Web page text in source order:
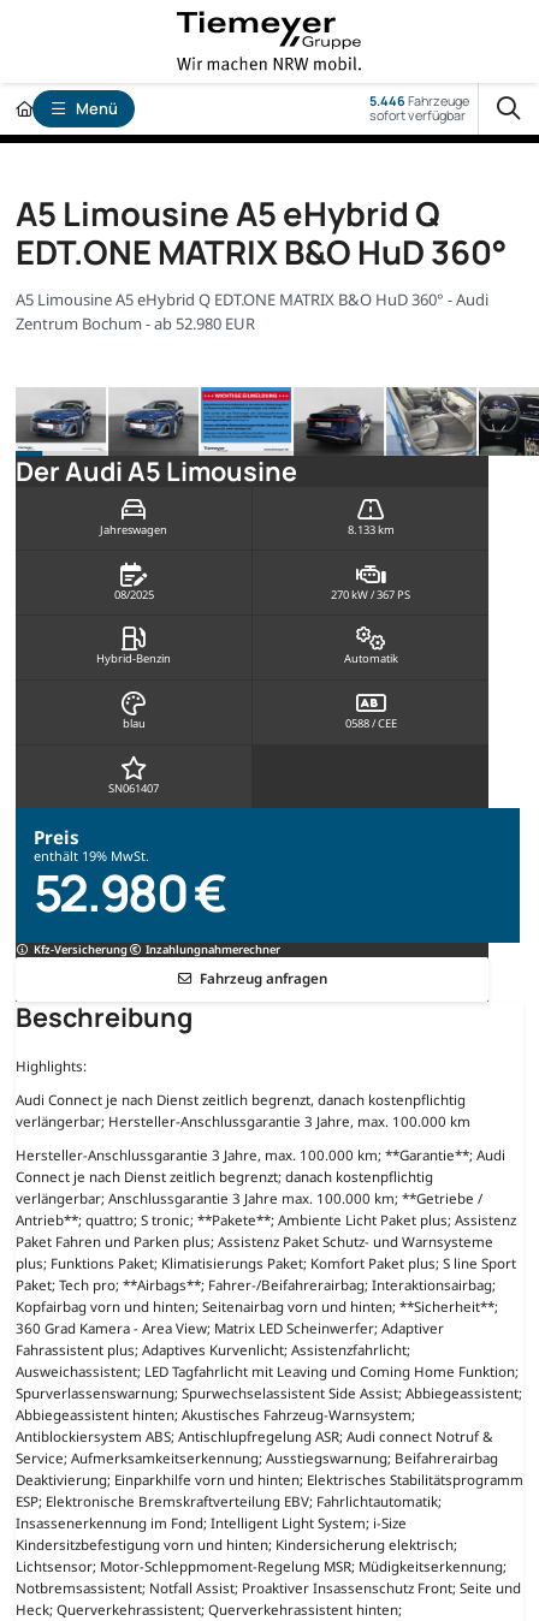
Menü 5.446Fahrzeuge
sofort verfügbar
A5 Limousine A5 eHybrid Q
EDT.ONE MATRIX B&O HuD 360°
A5 Limousine A5 eHybrid Q EDT.ONE MATRIX B&O HuD 360° - Audi
Zentrum Bochum - ab 52.980 EUR
Der Audi A5 Limousine
Jahreswagen 8.133 km
08/2025 270 kW / 367 PS
Hybrid-Benzin Automatik
blau 0588 / CEE
SN061407
Preis
enthält 19% MwSt.
52.980 €
Kfz-Versicherung Inzahlungnahmerechner
Fahrzeug anfragen
Beschreibung
Highlights:
Audi Connect je nach Dienst zeitlich begrenzt, danach kostenpflichtig
verlängerbar; Hersteller-Anschlussgarantie 3 Jahre, max. 100.000 km
Hersteller-Anschlussgarantie 3 Jahre, max. 100.000 km; **Garantie**; Audi
Connect je nach Dienst zeitlich begrenzt; danach kostenpflichtig
verlängerbar; Anschlussgarantie 3 Jahre max. 100.000 km; **Getriebe /
Antrieb**; quattro; S tronic; **Pakete**; Ambiente Licht Paket plus; Assistenz
Paket Fahren und Parken plus; Assistenz Paket Schutz- und Warnsysteme
plus; Funktions Paket; Klimatisierungs Paket; Komfort Paket plus; S line Sport
Paket; Tech pro; **Airbags**; Fahrer-/Beifahrerairbag; Interaktionsairbag;
Kopfairbag vorn und hinten; Seitenairbag vorn und hinten; **Sicherheit**;
360 Grad Kamera - Area View; Matrix LED Scheinwerfer; Adaptiver
Fahrassistent plus; Adaptives Kurvenlicht; Assistenzfahrlicht;
Ausweichassistent; LED Tagfahrlicht mit Leaving und Coming Home Funktion;
Spurverlassenswarnung; Spurwechselassistent Side Assist; Abbiegeassistent;
Abbiegeassistent hinten; Akustisches Fahrzeug-Warnsystem;
Antiblockiersystem ABS; Antischlupfregelung ASR; Audi connect Notruf &
Service; Aufmerksamkeitserkennung; Ausstiegswarnung; Beifahrerairbag
Deaktivierung; Einparkhilfe vorn und hinten; Elektrisches Stabilitätsprogramm
ESP; Elektronische Bremskraftverteilung EBV; Fahrlichtautomatik;
Insassenerkennung im Fond; Intelligent Light System; i-Size
Kindersitzbefestigung vorn und hinten; Kindersicherung elektrisch;
Lichtsensor; Motor-Schleppmoment-Regelung MSR; Müdigkeitserkennung;
Notbremsassistent; Notfall Assist; Proaktiver Insassenschutz Front; Seite und
Heck; Querverkehrassistent; Querverkehrassistent hinten;